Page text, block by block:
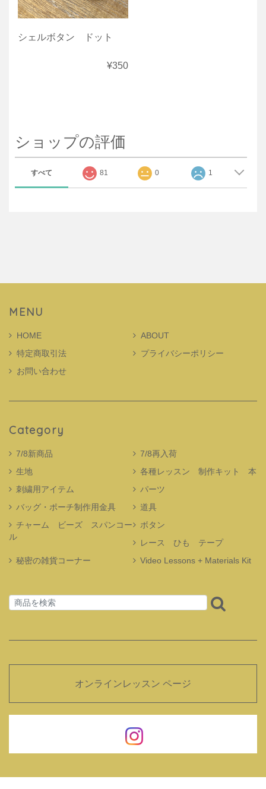
シェルボタン ドット
¥350
ショップの評価
すべて 81 0 1
MENU
HOME
ABOUT
特定商取引法
プライバシーポリシー
お問い合わせ
Category
7/8新商品
7/8再入荷
生地
各種レッスン 制作キット 本
刺繍用アイテム
パーツ
バッグ・ポーチ制作用金具
道具
チャーム ビーズ スパンコー
ル
ボタン
レース ひも テープ
秘密の雑貨コーナー
Video Lessons + Materials Kit
オンラインレッスン ページ